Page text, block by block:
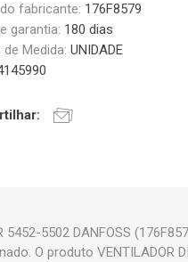
fabricante: 176F8579
garantia: 180 dias
de Medida:UNIDADE
5452-5502 DANFOSS
O produto VENTILADOR